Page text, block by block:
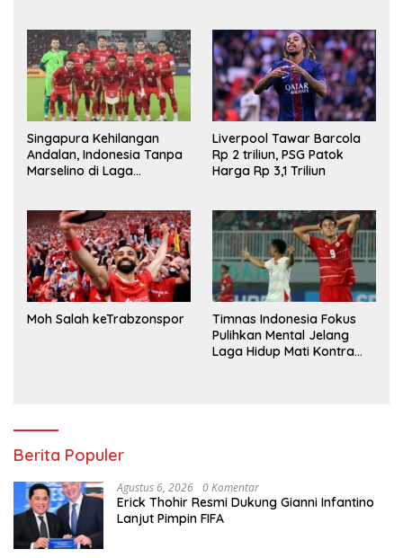
Singapura Kehilangan
Andalan, Indonesia Tanpa
Marselino di Laga
Liverpool Tawar Barcola
Rp 2 triliun, PSG Patok
Harga Rp 3,1 Triliun
Moh Salah keTrabzonspor
Timnas Indonesia Fokus
Pulihkan Mental Jelang
Laga Hidup Mati Kontra
Berita Populer
Agustus 6, 2026 0 Komentar
Erick Thohir Resmi Dukung Gianni Infantino
Lanjut Pimpin FIFA